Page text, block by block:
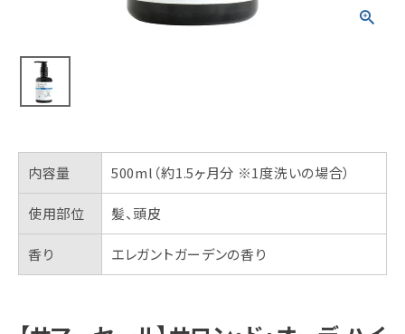
内容量 500ml（約1.5ヶ月分 ※1度洗いの場合）
使用部位 髪、頭皮
香り エレガントガーデンの香り